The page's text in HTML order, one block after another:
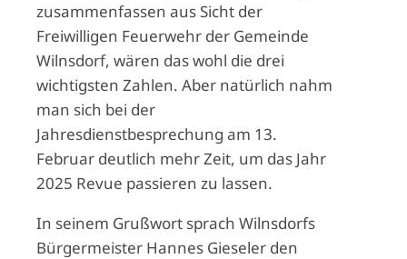
zusammenfassen aus Sicht der
Freiwilligen Feuerwehr der Gemeinde
Wilnsdorf, wären das wohl die drei
wichtigsten Zahlen. Aber natürlich nahm
man sich bei der
Jahresdienstbesprechung am 13.
Februar deutlich mehr Zeit, um das Jahr
2025 Revue passieren zu lassen.
In seinem Grußwort sprach Wilnsdorfs
Bürgermeister Hannes Gieseler den